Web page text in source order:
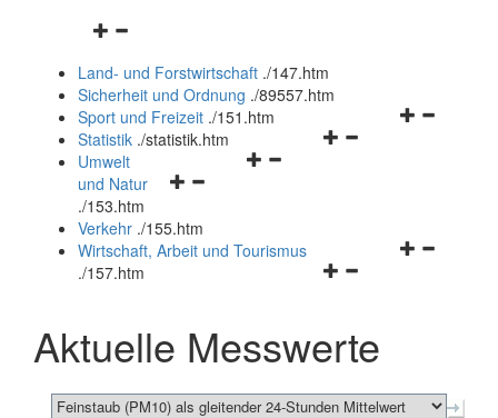
Navigationsmenü
und
schließen
Land- und Forstwirtschaft ./147.htm
Sicherheit und Ordnung ./89557.htm
Navigationsmenü
Sport und Freizeit ./151.htm
Navigationsmenü
Statistik ./statistik.htm
Navigationsmenü
und
schließen
Umwelt
und Natur
./153.htm
Verkehr ./155.htm
Navigationsmenü
schließen
Wirtschaft, Arbeit und Tourismus
./157.htm
Aktuelle Messwerte